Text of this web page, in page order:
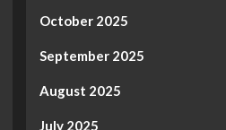
October 2025
September 2025
August 2025
July 2025